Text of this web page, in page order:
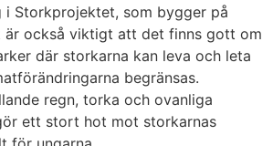
i Storkprojektet, som bygger på
är också viktigt att det finns gott om
där storkarna kan leva och leta
begränsas.
regn, torka och ovanliga
ett stort hot mot storkarnas